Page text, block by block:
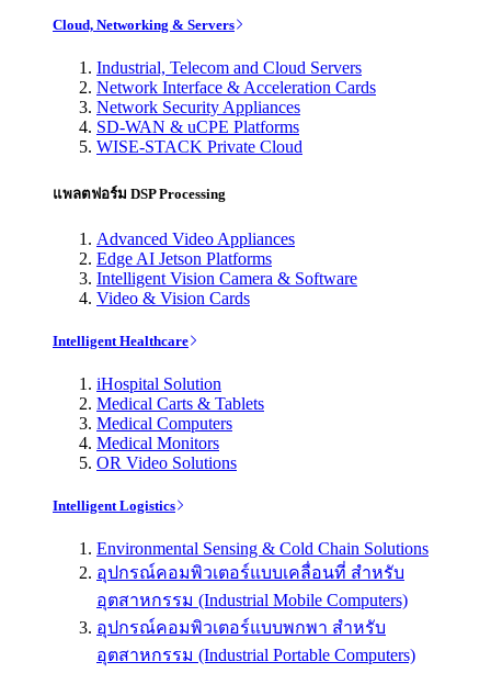
Cloud, Networking & Servers
Industrial, Telecom and Cloud Servers
Network Interface & Acceleration Cards
Network Security Appliances
SD-WAN & uCPE Platforms
WISE-STACK Private Cloud
แพลตฟอร์ม DSP Processing
Advanced Video Appliances
Edge AI Jetson Platforms
Intelligent Vision Camera & Software
Video & Vision Cards
Intelligent Healthcare
iHospital Solution
Medical Carts & Tablets
Medical Computers
Medical Monitors
OR Video Solutions
Intelligent Logistics
Environmental Sensing & Cold Chain Solutions
อุปกรณ์คอมพิวเตอร์แบบเคลื่อนที่ สำหรับ
อุตสาหกรรม (Industrial Mobile Computers)
อุปกรณ์คอมพิวเตอร์แบบพกพา สำหรับ
อุตสาหกรรม (Industrial Portable Computers)